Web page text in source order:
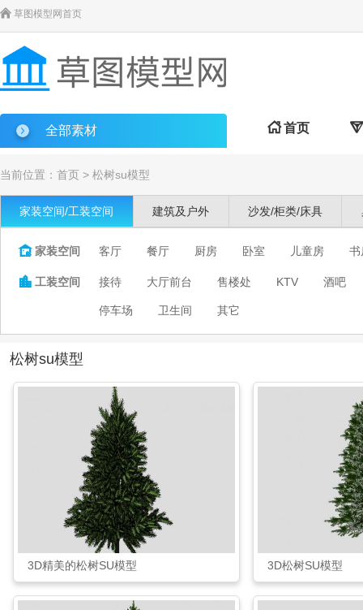
 草图模型网首页
全部素材 首页 
当前位置： 首页 > 松树su模型
家装空间/工装空间 建筑及户外 沙发/柜类/床具
家装空间 客厅 餐厅 厨房 卧室 儿童房 书
 工装空间 接待 大厅前台 售楼处 KTV 酒吧
停车场 卫生间 其它
松树su模型
3D精美的松树SU模型 3D松树SU模型